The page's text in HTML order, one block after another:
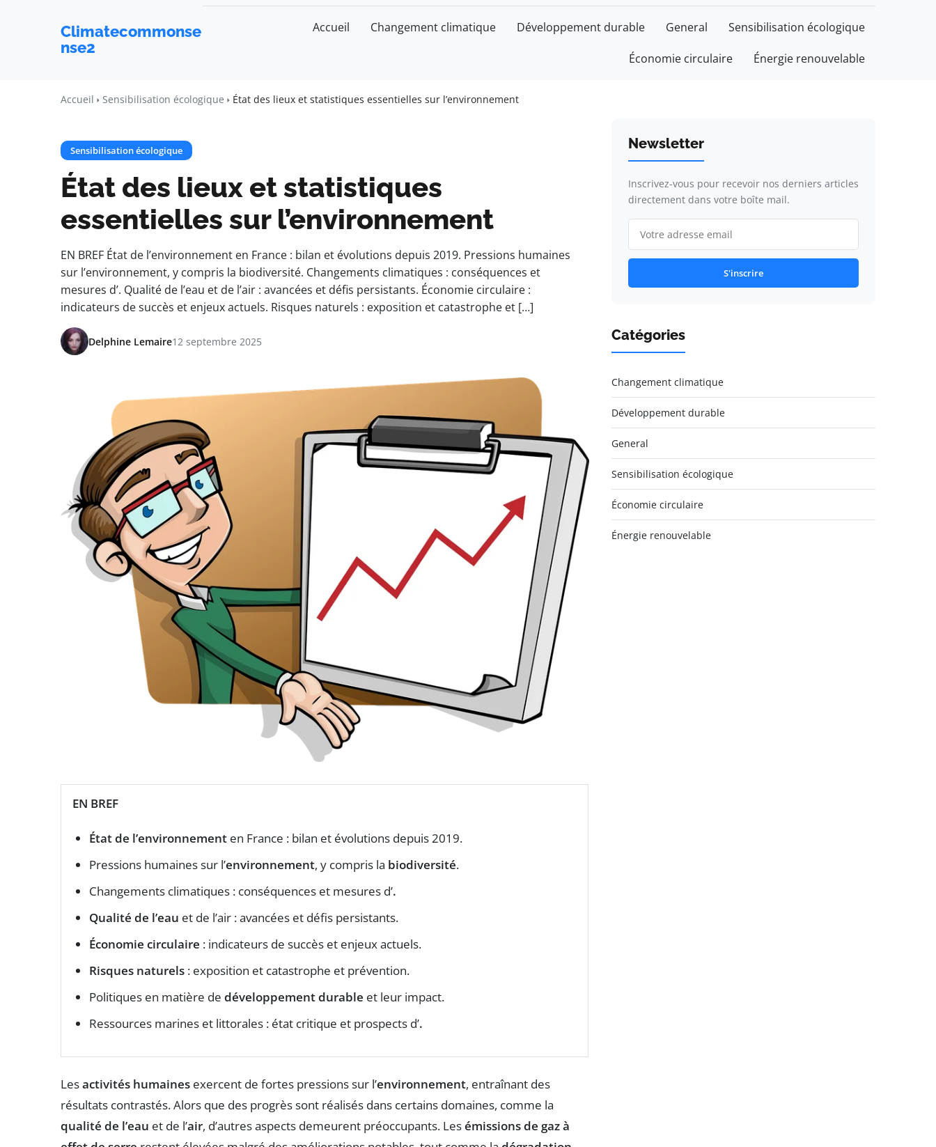
Climatecommonse
nse2
Accueil Changement climatique Développement durable General Sensibilisation écologique
Économie circulaire Énergie renouvelable
Accueil Sensibilisation écologique État des lieux et statistiques essentielles sur l’environnement
Sensibilisation écologique
État des lieux et statistiques
essentielles sur l’environnement
EN BREF État de l’environnement en France : bilan et évolutions depuis 2019. Pressions humaines
sur l’environnement, y compris la biodiversité. Changements climatiques : conséquences et
mesures d’. Qualité de l’eau et de l’air : avancées et défis persistants. Économie circulaire :
indicateurs de succès et enjeux actuels. Risques naturels : exposition et catastrophe et […]
Delphine Lemaire12 septembre 2025
EN BREF
État de l’environnement en France : bilan et évolutions depuis 2019.
Pressions humaines sur l’environnement, y compris la biodiversité.
Changements climatiques : conséquences et mesures d’.
Qualité de l’eau et de l’air : avancées et défis persistants.
Économie circulaire : indicateurs de succès et enjeux actuels.
Risques naturels : exposition et catastrophe et prévention.
Politiques en matière de développement durable et leur impact.
Ressources marines et littorales : état critique et prospects d’.
Lesactivités humaines exercent de fortes pressions sur l’environnement, entraînant des
résultats contrastés. Alors que des progrès sont réalisés dans certains domaines, comme la
qualité de l’eau et de l’air, d’autres aspects demeurent préoccupants. Lesémissions de gaz à
Newsletter
Inscrivez-vous pour recevoir nos derniers articles
directement dans votre boîte mail.
S'inscrire
Catégories
Changement climatique
Développement durable
General
Sensibilisation écologique
Économie circulaire
Énergie renouvelable